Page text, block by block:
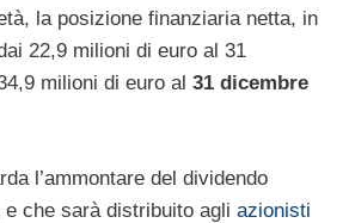
la posizione finanziaria netta, in
22,9 milioni di euro al 31
milioni di euro al 31 dicembre
l’ammontare del dividendo
e che sarà distribuito agli azionisti